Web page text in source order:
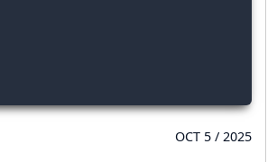
OCT 5 / 2025